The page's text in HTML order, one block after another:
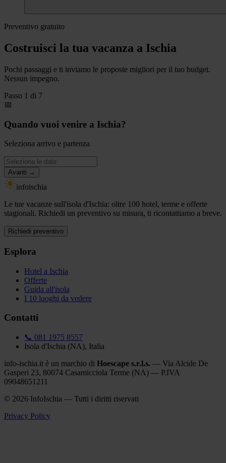
Preventivo gratuito
Costruisci la tua vacanza a Ischia
Pochi passaggi e ti inviamo le proposte migliori per il tuo budget.
Nessun impegno.
Passo 1 di 7
📅
Quando vuoi venire a Ischia?
Seleziona arrivo e partenza
Avanti →
infoischia
Le tue vacanze sull'isola d'Ischia: oltre 100 hotel, terme e offerte
stagionali. Richiedi un preventivo su misura, ti ricontattiamo a breve.
Richiedi preventivo
Esplora
Hotel a Ischia
Offerte
Guida all'isola
I 10 luoghi da vedere
Contatti
📞 081 1975 8557
Isola d'Ischia (NA), Italia
info-ischia.it è un marchio di Hoescape s.r.l.s. — Via Alcide De
Gasperi 23, 80074 Casamicciola Terme (NA) — P.IVA
09048651211
© 2026 InfoIschia — Tutti i diritti riservati
Privacy Policy